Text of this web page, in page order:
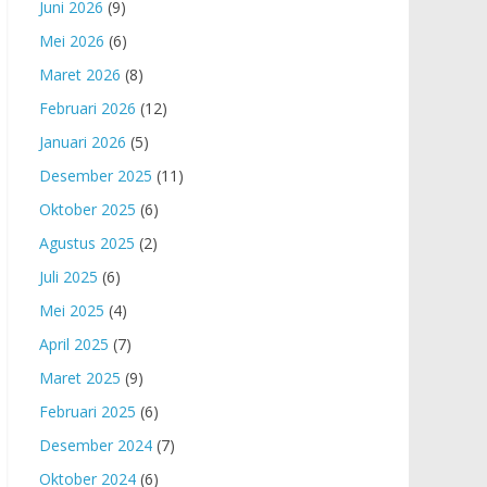
Juni 2026 (9)
Mei 2026 (6)
Maret 2026 (8)
Februari 2026 (12)
Januari 2026 (5)
Desember 2025 (11)
Oktober 2025 (6)
Agustus 2025 (2)
Juli 2025 (6)
Mei 2025 (4)
April 2025 (7)
Maret 2025 (9)
Februari 2025 (6)
Desember 2024 (7)
Oktober 2024 (6)